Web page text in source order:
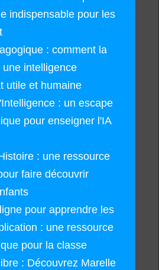
indispensable pour les
: comment la
intelligence
utile et humaine
: un escape
pour enseigner l'IA
: une ressource
faire découvrir
pour apprendre les
: une ressource
pour la classe
: Découvrez Marelle